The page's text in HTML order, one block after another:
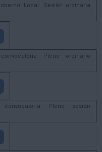
Local. Sesión ordinaria
convocatoria Pleno ordinario
convocatoria Pleno sesión